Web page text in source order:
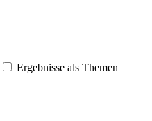
Ergebnisse als Themen